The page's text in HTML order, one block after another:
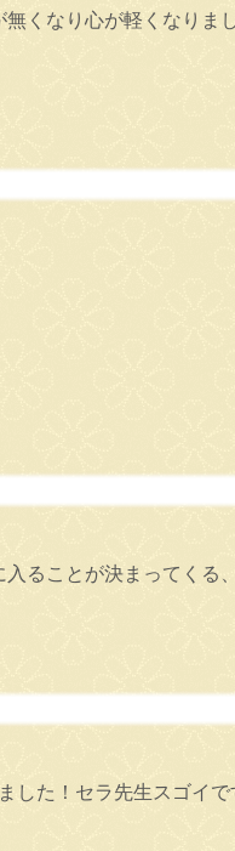
くなり心が軽くなりまし
ることが決まってくる
た！セラ先生スゴイで